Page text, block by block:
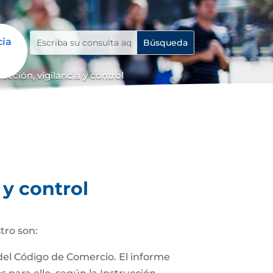
vigilancia y control
control
son:
Código de Comercio. El informe